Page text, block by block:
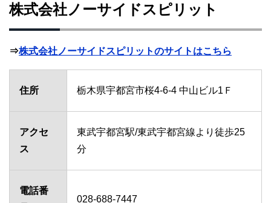
株式会社ノーサイドスピリット
⇒株式会社ノーサイドスピリットのサイトはこちら
住所 栃木県宇都宮市桜4-6-4 中山ビル1Ｆ
アクセ
ス
東武宇都宮駅/東武宇都宮線より徒歩25
分
電話番
028-688-7447